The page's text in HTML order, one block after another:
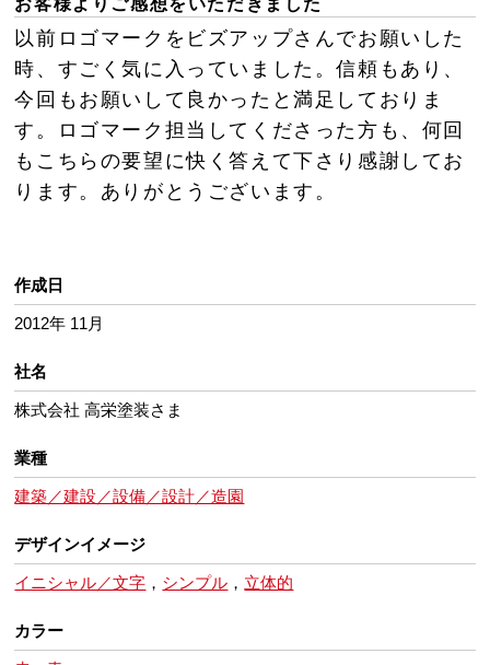
お客様よりご感想をいただきました
以前ロゴマークをビズアップさんでお願いした
時、すごく気に入っていました。信頼もあり、
今回もお願いして良かったと満足しておりま
す。ロゴマーク担当してくださった方も、何回
もこちらの要望に快く答えて下さり感謝してお
ります。ありがとうございます。
作成日
2012年 11月
社名
株式会社 高栄塗装さま
業種
建築／建設／設備／設計／造園
デザインイメージ
イニシャル／文字 ， シンプル ， 立体的
カラー